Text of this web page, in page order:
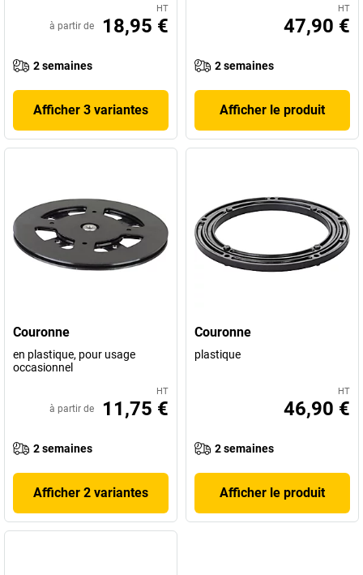
HT
à partir de 18,95 €
2 semaines
Afficher 3 variantes
HT
47,90 €
2 semaines
Afficher le produit
Couronne
en plastique, pour usage
occasionnel
HT
à partir de 11,75 €
2 semaines
Afficher 2 variantes
Couronne
plastique
HT
46,90 €
2 semaines
Afficher le produit